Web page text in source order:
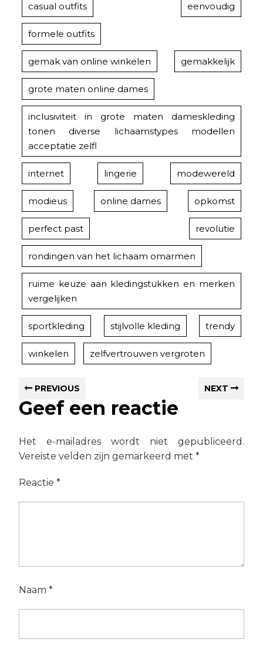
casual outfits eenvoudig
formele outfits
gemak van online winkelen gemakkelijk
grote maten online dames
inclusiviteit in grote maten dameskleding
tonen diverse lichaamstypes modellen
acceptatie zelfl
internet lingerie modewereld
modieus online dames opkomst
perfect past revolutie
rondingen van het lichaam omarmen
ruime keuze aan kledingstukken en merken
vergelijken
sportkleding stijlvolle kleding trendy
winkelen zelfvertrouwen vergroten
PREVIOUS NEXT
Geef een reactie
Het e-mailadres wordt niet gepubliceerd.
Vereiste velden zijn gemarkeerd met *
Reactie *
Naam *